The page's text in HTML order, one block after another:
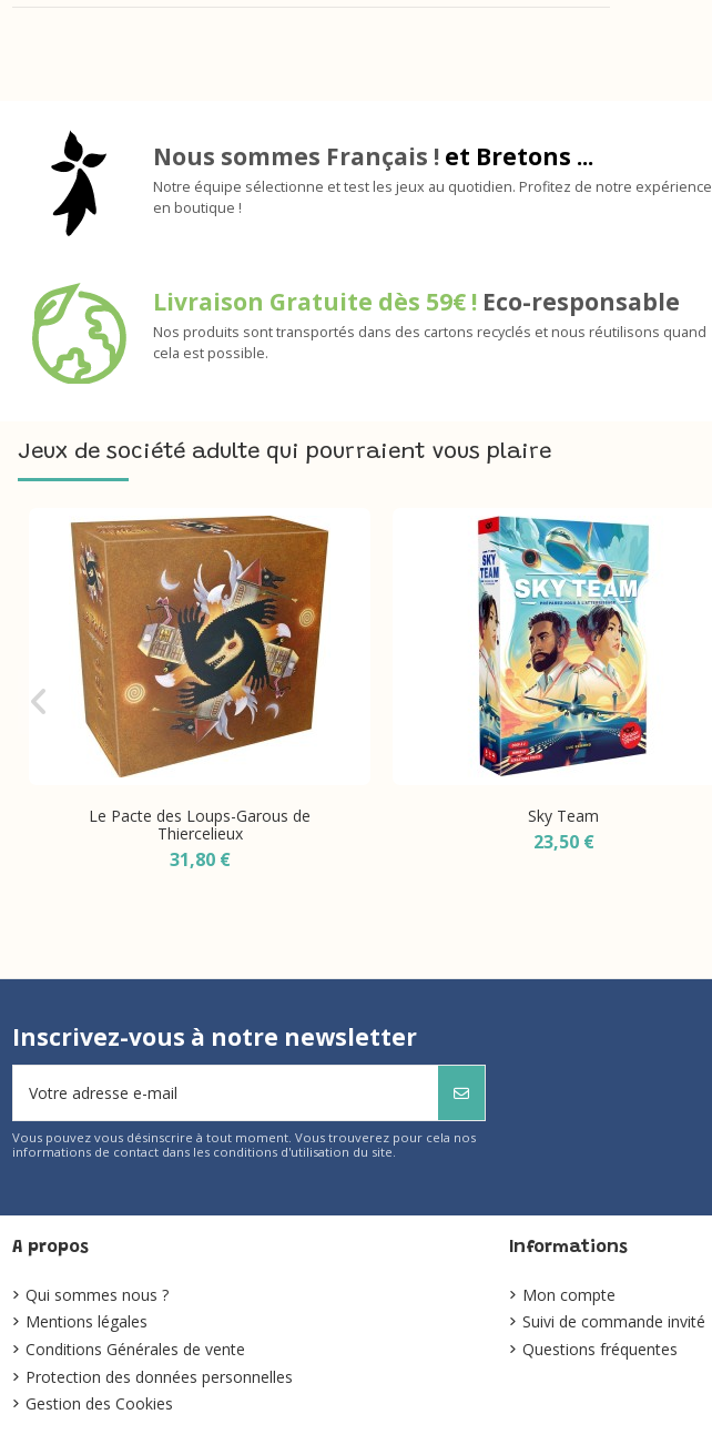
Nous sommes Français ! et Bretons ...
Notre équipe sélectionne et test les jeux au quotidien. Profitez de notre expérience
en boutique !
Livraison Gratuite dès 59€ ! Eco-responsable
Nos produits sont transportés dans des cartons recyclés et nous réutilisons quand
cela est possible.
Jeux de société adulte qui pourraient vous plaire
Le Pacte des Loups-Garous de
Thiercelieux
31,80 €
Sky Team
23,50 €
Inscrivez-vous à notre newsletter
Vous pouvez vous désinscrire à tout moment. Vous trouverez pour cela nos
informations de contact dans les conditions d'utilisation du site.
A propos
Qui sommes nous ?
Mentions légales
Conditions Générales de vente
Protection des données personnelles
Gestion des Cookies
Informations
Mon compte
Suivi de commande invité
Questions fréquentes